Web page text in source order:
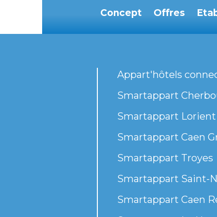
Concept Offres
Appart'hôtels
Smartappart
Smartappart Lorient
Smartappart Caen
Smartappart Troyes
Smartappart Saint-
Smartappart Caen